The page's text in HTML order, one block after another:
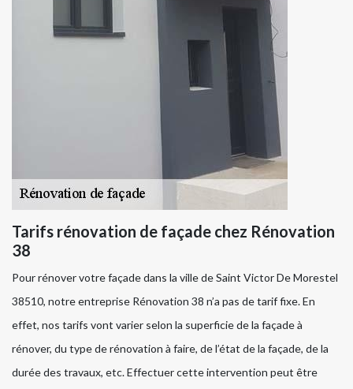
Tarifs rénovation de façade chez Rénovation
38
Pour rénover votre façade dans la ville de Saint Victor De Morestel
38510, notre entreprise Rénovation 38 n’a pas de tarif fixe. En
effet, nos tarifs vont varier selon la superficie de la façade à
rénover, du type de rénovation à faire, de l’état de la façade, de la
durée des travaux, etc. Effectuer cette intervention peut être